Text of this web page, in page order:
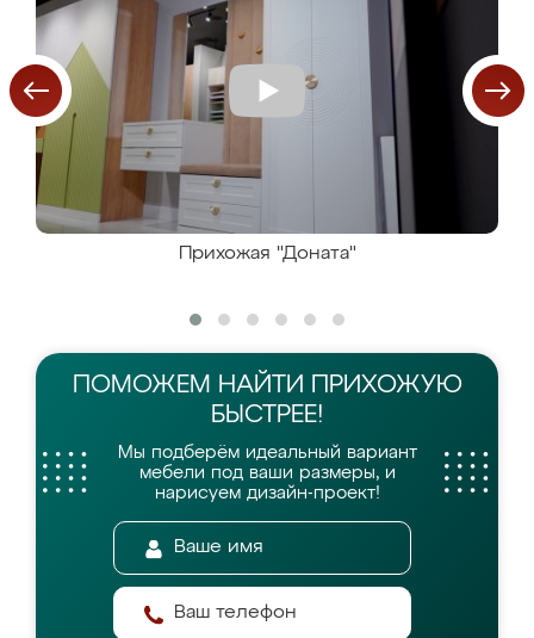
Прихожая "Доната"
ПОМОЖЕМ НАЙТИ
ПРИХОЖУЮ
БЫСТРЕЕ!
Мы подберём идеальный вариант
мебели под ваши размеры, и
нарисуем дизайн-проект!